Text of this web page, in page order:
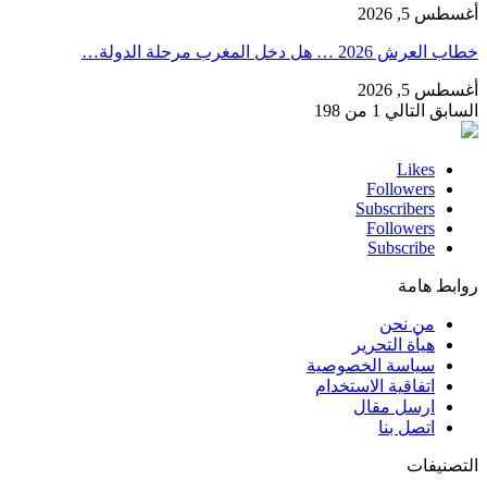
أغسطس 5, 2026
خطاب العرش 2026 … هل دخل المغرب مرحلة الدولة…
أغسطس 5, 2026
السابق التالي 1 من 198
Likes
Followers
Subscribers
Followers
Subscribe
روابط هامة
من نحن
هيأة التحرير
سياسة الخصوصية
اتفاقية الاستخدام
ارسل مقال
اتصل بنا
التصنيفات